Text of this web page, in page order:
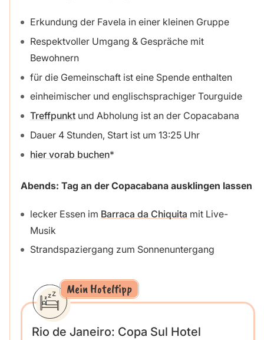
Erkundung der Favela in einer kleinen Gruppe
Respektvoller Umgang & Gespräche mit
Bewohnern
für die Gemeinschaft ist eine Spende enthalten
einheimischer und englischsprachiger Tourguide
Treffpunktund Abholung ist an der Copacabana
Dauer 4 Stunden, Start ist um 13:25 Uhr
hier vorab buchen
Abends: Tag an der Copacabana ausklingen lassen
lecker Essen im Barraca da Chiquita mit Live-
Musik
Strandspaziergang zum Sonnenuntergang
Mein Hoteltipp
Rio de Janeiro: Copa Sul Hotel